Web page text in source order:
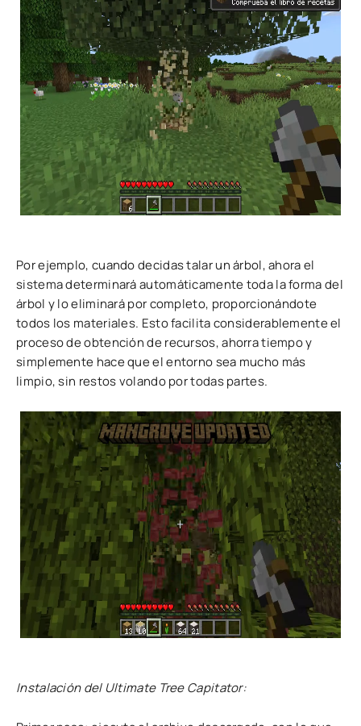
Por ejemplo, cuando decidas talar un árbol, ahora el
sistema determinará automáticamente toda la forma del
árbol y lo eliminará por completo, proporcionándote
todos los materiales. Esto facilita considerablemente el
proceso de obtención de recursos, ahorra tiempo y
simplemente hace que el entorno sea mucho más
limpio, sin restos volando por todas partes.
Instalación del Ultimate Tree Capitator: